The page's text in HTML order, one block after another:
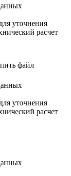
уточнения
расчет
файл
уточнения
расчет